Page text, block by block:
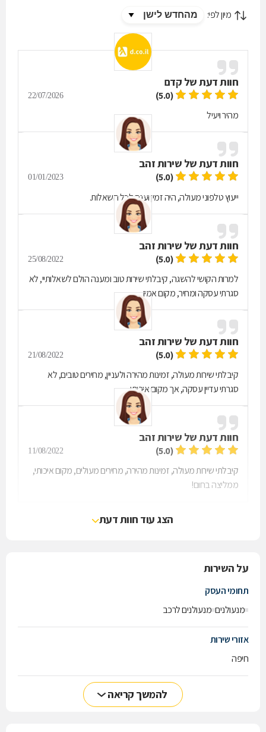
מיון לפי:
חוות דעת של קדם
(5.0)
22/07/2026
מהיר ויעיל
חוות דעת של שירות זהב
(5.0)
01/01/2023
ייעוץ טלפוני מעולה, היה זמין וענה לכל השאלות.
חוות דעת של שירות זהב
(5.0)
25/08/2022
למרות הקושי להשגה, קיבלתי שירות טוב ומענה הולם לשאלותיי, לא
סגרתי עסקה ומחיר, מקום אמין.
חוות דעת של שירות זהב
(5.0)
21/08/2022
קיבלתי שירות מעולה, זמינות מהירה ולעניין, מחירים טובים, לא
סגרתי עדיין עסקה, אך מקום איכותי.
חוות דעת של שירות זהב
(5.0)
11/08/2022
קיבלתי שירות מעולה, זמינות מהירה, מחירים מעולים, מקום איכותי,
ממליצה בחום!
הצג עוד חוות דעת
על השירות
תחומי העסק
מנעולנים מנעולנים לרכב
אזורי שירות
חיפה
להמשך קריאה